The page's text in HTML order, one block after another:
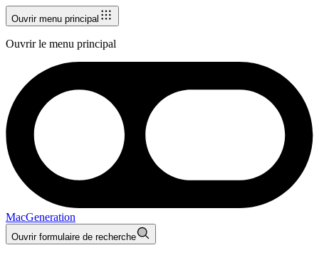
Ouvrir menu principal
Ouvrir le menu principal
MacGeneration
Ouvrir formulaire de recherche